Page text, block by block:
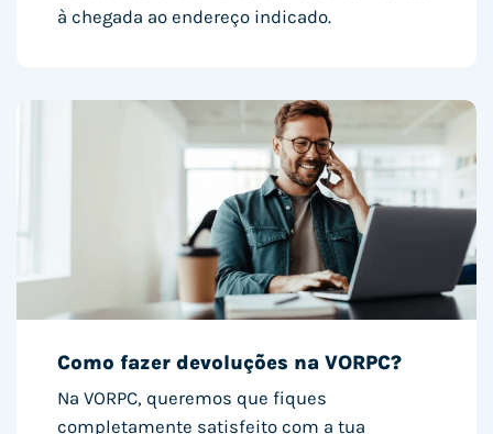
à chegada ao endereço indicado.
Como fazer devoluções na VORPC?
Na VORPC, queremos que fiques
completamente satisfeito com a tua